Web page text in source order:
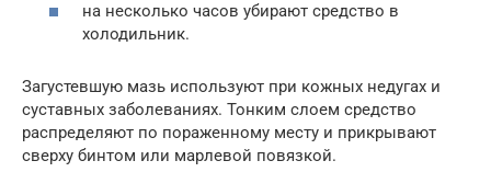
на несколько часов убирают средство в
холодильник.
Загустевшую мазь используют при кожных недугах и
суставных заболеваниях. Тонким слоем средство
распределяют по пораженному месту и прикрывают
сверху бинтом или марлевой повязкой.